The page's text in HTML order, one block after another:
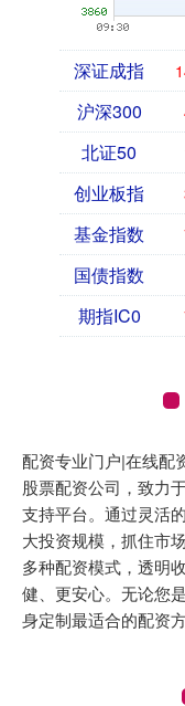
深证成指
沪深300
北证50
创业板指
基金指数
国债指数
期指IC0
配资专业门户|在线配
股票配资公司，致力
支持平台。通过灵活
大投资规模，抓住市
多种配资模式，透明
健、更安心。无论您
身定制最适合的配资